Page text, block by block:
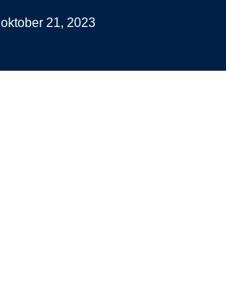
oktober 21, 2023